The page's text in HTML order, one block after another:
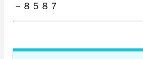
－８５８７